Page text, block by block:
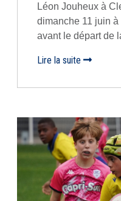
Léon Jouheux à
dimanche 11 juin à
avant le départ de
Lire la suite